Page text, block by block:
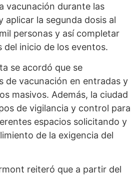
vacunación durante las
aplicar la segunda dosis al
personas y así completar
del inicio de los eventos.
se acordó que se
de vacunación en entradas y
masivos. Además, la ciudad
de vigilancia y control para
espacios solicitando y
de la exigencia del
reiteró que a partir del